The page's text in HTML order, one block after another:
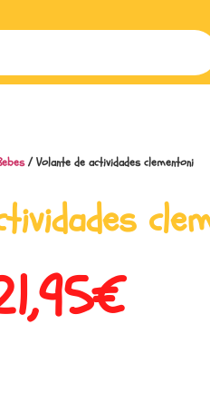
/ Volante de actividades clementoni
€